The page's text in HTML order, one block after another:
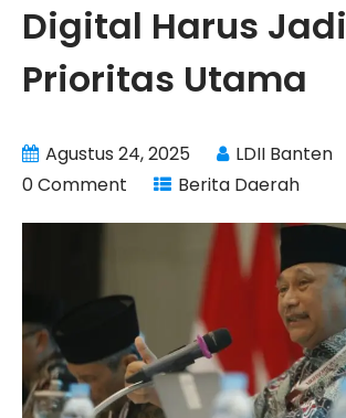
Digital Harus Jadi
Prioritas Utama
Agustus 24, 2025
LDII Banten
0 Comment
Berita Daerah